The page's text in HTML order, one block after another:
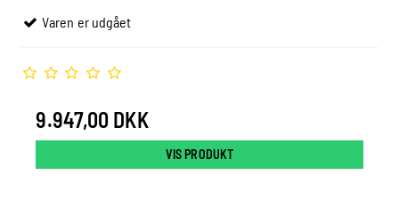
Varen er udgået
9.947,00 DKK
VIS PRODUKT